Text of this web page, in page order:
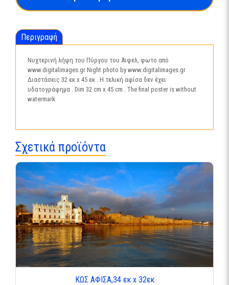
cm
Περιγραφή
Νυχτερινή λήψη του Πύργου του Άιφελ, φωτο από
www.digitalimages.gr Night photo by www.digitalimages.gr
Διαστάσεις 32 εκ x 45 εκ . H τελική αφίσα δεν έχει
υδατογράφημα . Dim 32 cm x 45 cm . The final poster is without
watermark
Σχετικά προϊόντα
ΚΩΣ ΑΦΙΣΑ,34 εκ x 32εκ